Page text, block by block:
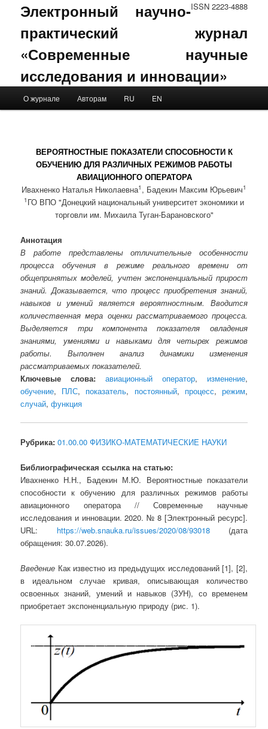
ISSN 2223-4888
Электронный научно-
практический журнал
«Современные научные
исследования и инновации»
Skip to primary content
Skip to secondary content
О журнале Авторам RU EN
ВЕРОЯТНОСТНЫЕ ПОКАЗАТЕЛИ СПОСОБНОСТИ К
ОБУЧЕНИЮ ДЛЯ РАЗЛИЧНЫХ РЕЖИМОВ РАБОТЫ
АВИАЦИОННОГО ОПЕРАТОРА
Ивахненко Наталья Николаевна1 , Бадекин Максим Юрьевич1
1 ГО ВПО "Донецкий национальный университет экономики и
торговли им. Михаила Туган-Барановского"
Аннотация
В работе представлены отличительные особенности
процесса обучения в режиме реального времени от
общепринятых моделей, учтен экспоненциальный прирост
знаний. Доказывается, что процесс приобретения знаний,
навыков и умений является вероятностным. Вводится
количественная мера оценки рассматриваемого процесса.
Выделяется три компонента показателя овладения
знаниями, умениями и навыками для четырех режимов
работы. Выполнен анализ динамики изменения
рассматриваемых показателей.
Ключевые слова:
авиационный оператор, изменение,
обучение, ПЛС, показатель, постоянный, процесс, режим,
случай,функция
Рубрика: 01.00.00 ФИЗИКО-МАТЕМАТИЧЕСКИЕ НАУКИ
Библиографическая ссылка на статью:
Ивахненко Н.Н., Бадекин М.Ю. Вероятностные показатели
способности к обучению для различных режимов работы
авиационного оператора // Современные научные
исследования и инновации. 2020. № 8 [Электронный ресурс].
URL: https://web.snauka.ru/issues/2020/08/93018(дата
обращения: 30.07.2026).
Введение Как известно из предыдущих исследований [1], [2],
в идеальном случае кривая, описывающая количество
освоенных знаний, умений и навыков (ЗУН), со временем
приобретает экспоненциальную природу (рис. 1).